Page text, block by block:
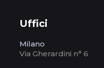
Uffici
Milano
Via Gherardini n° 6